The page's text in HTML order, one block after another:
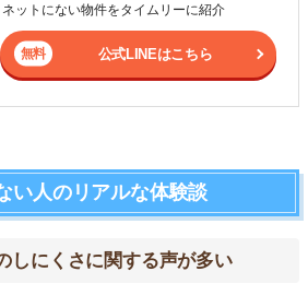
ネットにない物件をタイムリーに紹介
公式LINEはこちら
い人のリアルな体験談
しにくさに関する声が多い